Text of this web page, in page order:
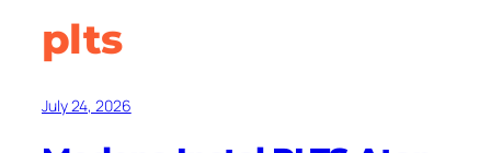
plts
July 24, 2026